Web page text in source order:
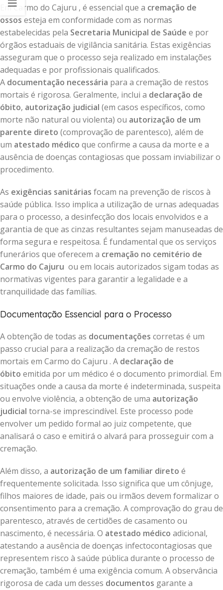
Em Carmo do Cajuru , é essencial que a cremação de
ossos esteja em conformidade com as normas
estabelecidas pela Secretaria Municipal de Saúde e por
órgãos estaduais de vigilância sanitária. Estas exigências
asseguram que o processo seja realizado em instalações
adequadas e por profissionais qualificados.
A documentação necessária para a cremação de restos
mortais é rigorosa. Geralmente, inclui a declaração de
óbito, autorização judicial (em casos específicos, como
morte não natural ou violenta) ou autorização de um
parente direto (comprovação de parentesco), além de
um atestado médico que confirme a causa da morte e a
ausência de doenças contagiosas que possam inviabilizar o
procedimento.
As exigências sanitárias focam na prevenção de riscos à
saúde pública. Isso implica a utilização de urnas adequadas
para o processo, a desinfecção dos locais envolvidos e a
garantia de que as cinzas resultantes sejam manuseadas de
forma segura e respeitosa. É fundamental que os serviços
funerários que oferecem a cremação no cemitério de
Carmo do Cajuru ou em locais autorizados sigam todas as
normativas vigentes para garantir a legalidade e a
tranquilidade das famílias.
Documentação Essencial para o Processo
A obtenção de todas as documentações corretas é um
passo crucial para a realização da cremação de restos
mortais em Carmo do Cajuru . A declaração de
óbito emitida por um médico é o documento primordial. Em
situações onde a causa da morte é indeterminada, suspeita
ou envolve violência, a obtenção de uma autorização
judicial torna-se imprescindível. Este processo pode
envolver um pedido formal ao juiz competente, que
analisará o caso e emitirá o alvará para prosseguir com a
cremação.
Além disso, a autorização de um familiar direto é
frequentemente solicitada. Isso significa que um cônjuge,
filhos maiores de idade, pais ou irmãos devem formalizar o
consentimento para a cremação. A comprovação do grau de
parentesco, através de certidões de casamento ou
nascimento, é necessária. O atestado médico adicional,
atestando a ausência de doenças infectocontagiosas que
representem risco à saúde pública durante o processo de
cremação, também é uma exigência comum. A observância
rigorosa de cada um desses documentos garante a